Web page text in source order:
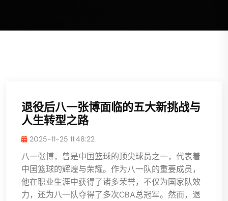
退役后八一张博面临的五大新挑战与
人生转型之路
2025-11-25 11:48:22
八一张博，曾是中国篮球的顶尖球员之一，代表着
中国篮球的辉煌与荣耀。作为八一队的重要成员，
他在职业生涯中获得了诸多荣誉，不仅为国家队效
力，还为八一队夺得了多次CBA总冠军。然而，退